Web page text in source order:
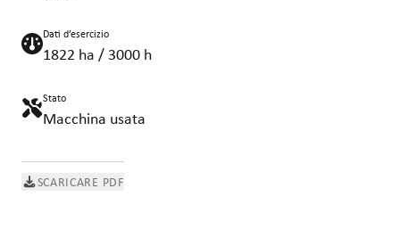
Dati d’esercizio
1822 ha / 3000 h
Stato
Macchina usata
SCARICARE PDF